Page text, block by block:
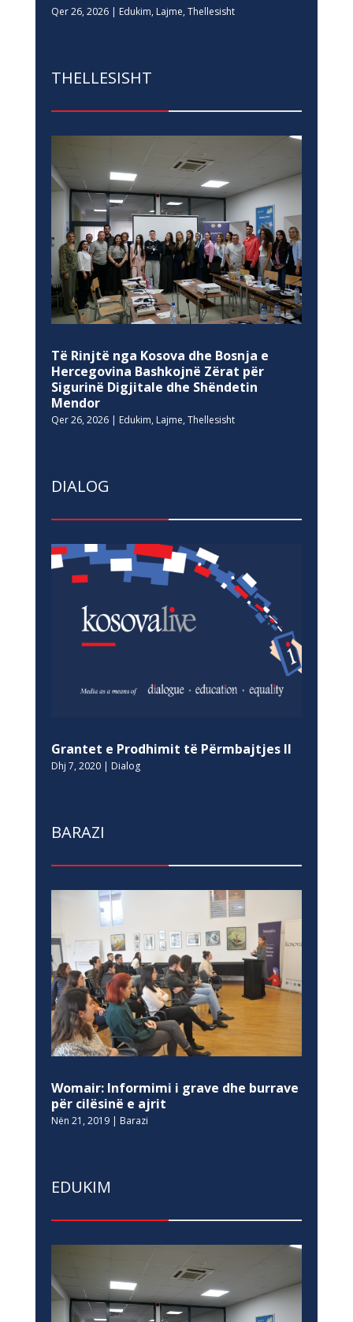
Qer 26, 2026| Edukim, Lajme, Thellesisht
THELLESISHT
Të Rinjtë nga Kosova dhe Bosnja e
Hercegovina Bashkojnë Zërat për
Sigurinë Digjitale dhe Shëndetin
Mendor
Qer 26, 2026| Edukim, Lajme, Thellesisht
DIALOG
Grantet e Prodhimit të Përmbajtjes II
Dhj 7, 2020| Dialog
BARAZI
Womair: Informimi i grave dhe burrave
për cilësinë e ajrit
Nën 21, 2019| Barazi
EDUKIM